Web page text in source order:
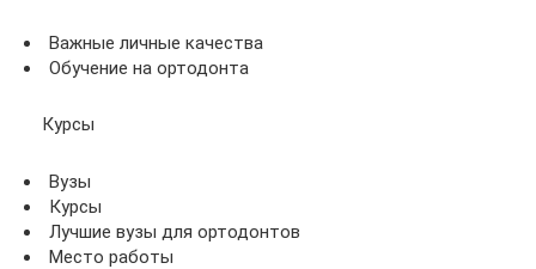
Важные личные качества
Обучение на ортодонта
Курсы
Вузы
Курсы
Лучшие вузы для ортодонтов
Место работы